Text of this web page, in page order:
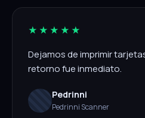
★★★★★
Dejamos de imprimir
retorno fue inmediato.
Pedrinni
Pedrinni Scanner